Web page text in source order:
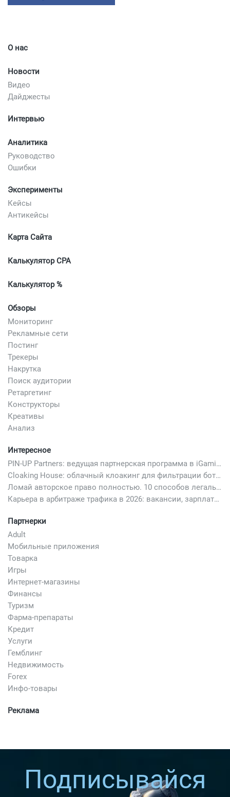
О нас
Новости
Видео
Дайджесты
Интервью
Аналитика
Руководство
Ошибки
Эксперименты
Кейсы
Антикейсы
Карта Сайта
Калькулятор CPA
Калькулятор %
Обзоры
Мониторинг
Рекламные сети
Постинг
Трекеры
Накрутка
Поиск аудитории
Ретаргетинг
Конструкторы
Креативы
Анализ
Интересное
PIN-UP Partners: ведущая партнерская программа в iGaming
Cloaking House: облачный клоакинг для фильтрации ботов FB и Google Ads — гайд PHP-интеграции 2026
Ломай авторское право полностью. 10 способов легально добавить любимый трек в свой креатив
Карьера в арбитраже трафика в 2026: вакансии, зарплаты и как начать
Партнерки
Adult
Мобильные приложения
Товарка
Игры
Интернет-магазины
Финансы
Туризм
Фарма-препараты
Кредит
Услуги
Гемблинг
Недвижимость
Forex
Инфо-товары
Реклама
Подписывайся